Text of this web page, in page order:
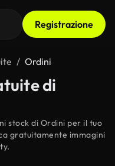
Registrazione
Ordini
di
stock di Ordini per il tuo
gratuitamente immagini